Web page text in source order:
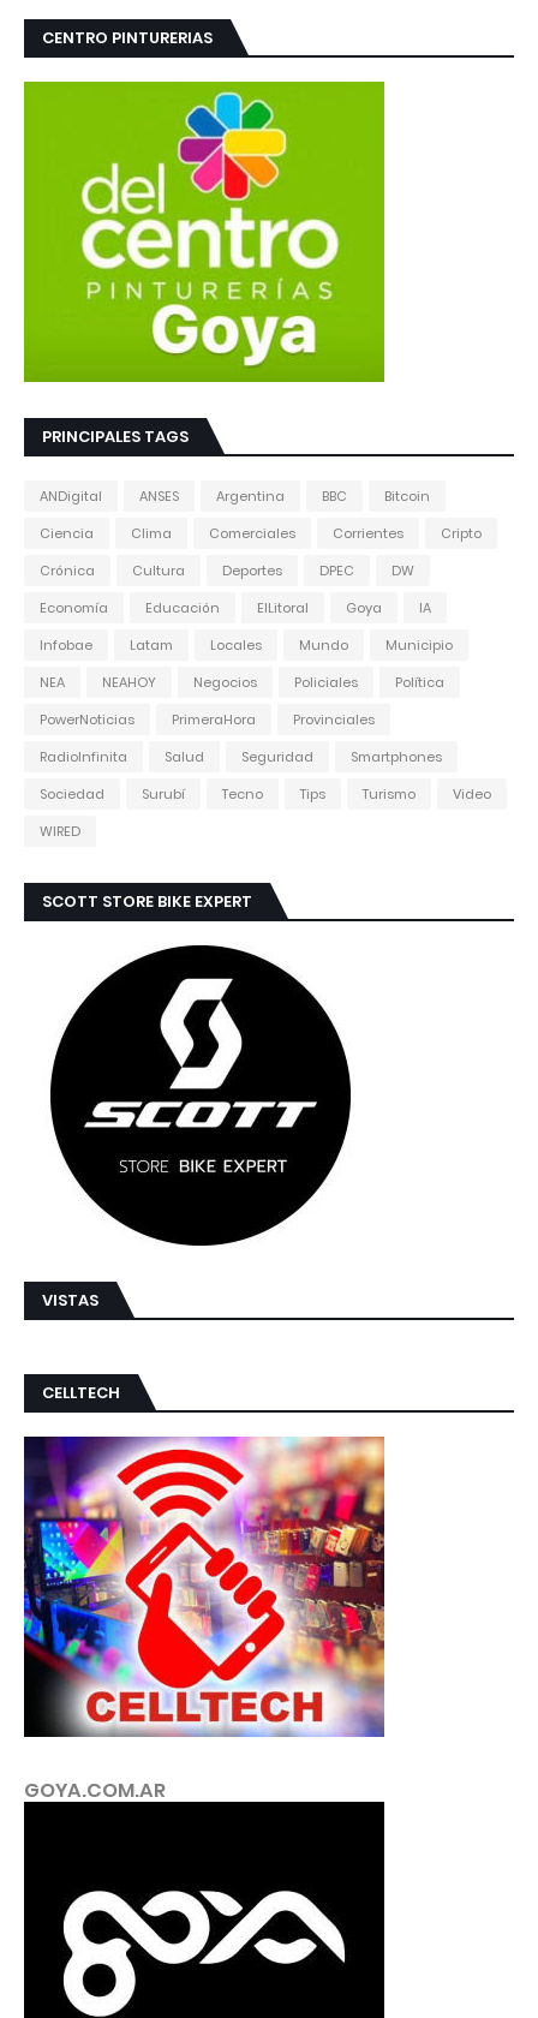
CENTRO PINTURERIAS
PRINCIPALES TAGS
ANDigital ANSES Argentina BBC
Bitcoin
Ciencia
Clima Comerciales Corrientes
Cripto
Crónica
Cultura Deportes DPEC
DW
Economía
Educación ElLitoral Goya
IA
Infobae
Latam Locales Mundo
Municipio
NEA
NEAHOY Negocios Policiales
Política
PowerNoticias
PrimeraHora
Provinciales
RadioInfinita
Salud Seguridad
Smartphones
Sociedad
Surubí Tecno Tips Turismo
Video
WIRED
SCOTT STORE BIKE EXPERT
VISTAS
CELLTECH
GOYA.COM.AR